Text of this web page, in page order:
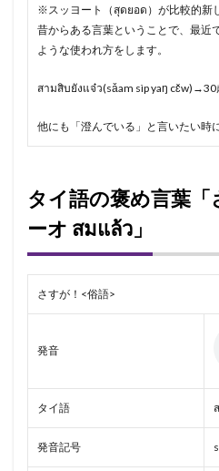
※スッヨート（สุดยอด）が比較的新
昔からある言葉ということで、最近
ような使われ方をします。
สามสิบยังแจ๋ว(sǎam sìp yaŋ cɛ̌w)→30
他にも「澄んでいる」と言いたい時
タイ語の褒め言葉
ーオ สมแล้ว」
さすが！<俗語>
発音
タイ語
発音記号